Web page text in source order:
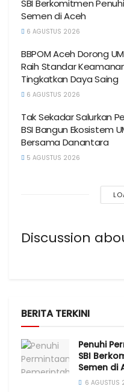
SBI Berkomitmen
Semen di Aceh
6 AGUSTUS 2026
BBPOM Aceh Dorong
Raih Standar
Tingkatkan Daya Saing
6 AGUSTUS 2026
Tak Sekadar Salurkan
BSI Bangun Ekosistem
Bersama Danantara
5 AGUSTUS 2026
Discussion
BERITA TERKINI
Penuhi
SBI
Semen di
6 AGUSTUS